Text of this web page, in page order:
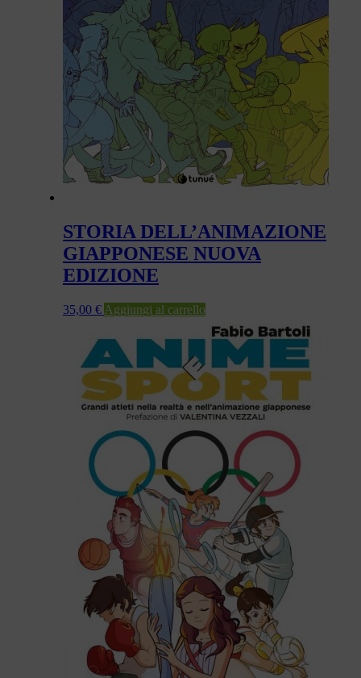
STORIA DELL’ANIMAZIONE
GIAPPONESE NUOVA
EDIZIONE
35,00 € Aggiungi al carrello